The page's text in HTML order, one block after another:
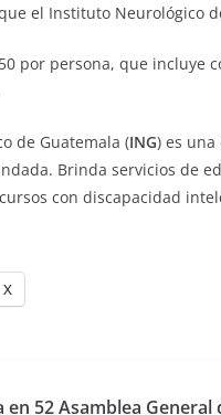
el Instituto Neurológico
por persona, que incluye
de Guatemala (ING) es
Brinda servicios de
con discapacidad
X
52 Asamblea General